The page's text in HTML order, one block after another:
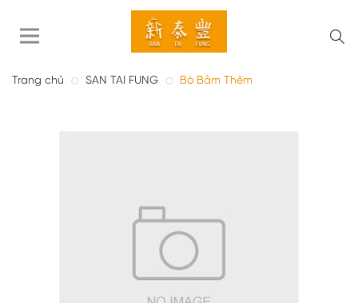
Trang chủ SAN TAI FUNG Bò Bằm Thêm